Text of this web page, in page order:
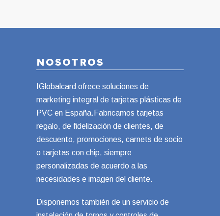
NOSOTROS
IGlobalcard ofrece soluciones de
marketing integral de tarjetas plásticas de
PVC en España.Fabricamos tarjetas
regalo, de fidelización de clientes, de
descuento, promociones, carnets de socio
o tarjetas con chip, siempre
personalizadas de acuerdo a las
necesidades e imagen del cliente.
Disponemos también de un servicio de